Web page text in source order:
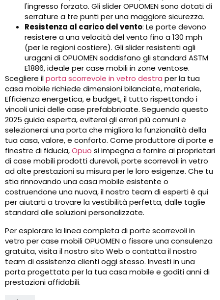
l'ingresso forzato. Gli slider OPUOMEN sono dotati di
serrature a tre punti per una maggiore sicurezza.
Resistenza al carico del vento: Le porte devono
resistere a una velocità del vento fino a 130 mph
(per le regioni costiere). Gli slider resistenti agli
uragani di OPUOMEN soddisfano gli standard ASTM
E1886, ideale per case mobili in zone ventose.
Scegliere ilporta scorrevole in vetro destra per la tua
casa mobile richiede dimensioni bilanciate, materiale,
Efficienza energetica, e budget, il tutto rispettando i
vincoli unici delle case prefabbricate. Seguendo questo
2025 guida esperta, eviterai gli errori più comuni e
selezionerai una porta che migliora la funzionalità della
tua casa, valore, e conforto. Come produttore di porte e
finestre di fiducia,Opuo si impegna a fornire ai proprietari
di case mobili prodotti durevoli, porte scorrevoli in vetro
ad alte prestazioni su misura per le loro esigenze. Che tu
stia rinnovando una casa mobile esistente o
costruendone una nuova, il nostro team di esperti è qui
per aiutarti a trovare la vestibilità perfetta, dalle taglie
standard alle soluzioni personalizzate.
Per esplorare la linea completa di porte scorrevoli in
vetro per case mobili OPUOMEN o fissare una consulenza
gratuita, visita il nostro sito Web o contatta il nostro
team di assistenza clienti oggi stesso. Investi in una
porta progettata per la tua casa mobile e goditi anni di
prestazioni affidabili.